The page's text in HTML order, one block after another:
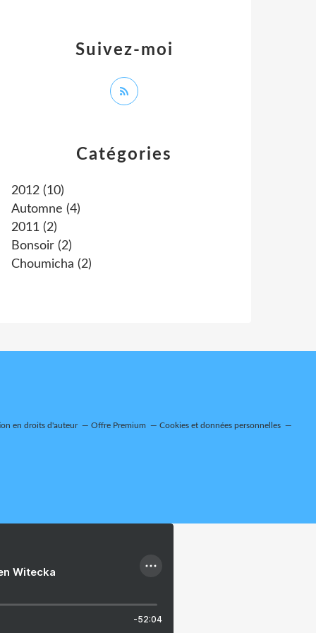
Catégories
2012 (10)
Automne (4)
2011 (2)
Bonsoir (2)
Choumicha (2)
Suivez-moi
en droits d'auteur Offre Premium Cookies et données personnelles
Witecka
-52:04